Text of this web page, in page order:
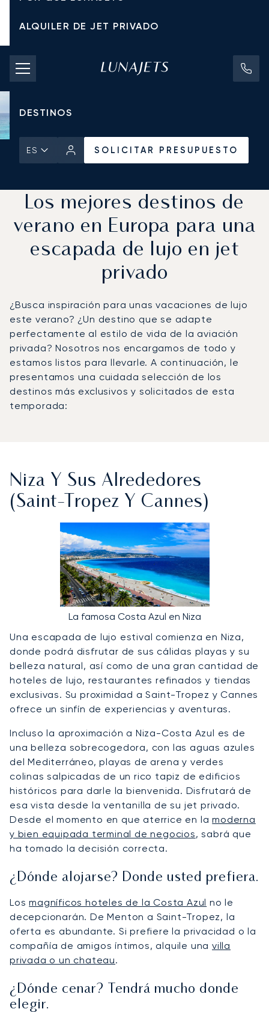
ALQUILER DE JET PRIVADO
TARIFAS DE CHÁRTER
JETS PRIVADOS
DESTINOS
ES
SOLICITAR PRESUPUESTO
SOLICITAR PRESUPUESTO
Los mejores destinos de
verano en Europa para una
escapada de lujo en jet
privado
¿Busca inspiración para unas vacaciones de lujo
este verano? ¿Un destino que se adapte
perfectamente al estilo de vida de la aviación
privada? Nosotros nos encargamos de todo y
estamos listos para llevarle. A continuación, le
presentamos una cuidada selección de los
destinos más exclusivos y solicitados de esta
temporada:
Niza Y Sus Alrededores
(Saint-Tropez Y Cannes)
La famosa Costa Azul en Niza
Una escapada de lujo estival comienza en Niza,
donde podrá disfrutar de sus cálidas playas y su
belleza natural, así como de una gran cantidad de
hoteles de lujo, restaurantes refinados y tiendas
exclusivas. Su proximidad a Saint-Tropez y Cannes
ofrece un sinfín de experiencias y aventuras.
Incluso la aproximación a Niza-Costa Azul es de
una belleza sobrecogedora, con las aguas azules
del Mediterráneo, playas de arena y verdes
colinas salpicadas de un rico tapiz de edificios
históricos para darle la bienvenida. Disfrutará de
esa vista desde la ventanilla de su jet privado.
Desde el momento en que aterrice en lamoderna
y bien equipada terminal de negocios, sabrá que
ha tomado la decisión correcta.
¿Dónde alojarse? Donde usted prefiera.
Losmagníficos hoteles de la Costa Azul no le
decepcionarán. De Menton a Saint-Tropez, la
oferta es abundante. Si prefiere la privacidad o la
compañía de amigos íntimos, alquile una villa
privada o un chateau.
¿Dónde cenar? Tendrá mucho donde
elegir.